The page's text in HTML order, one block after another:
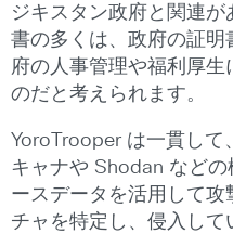
ジキスタン政府と関連
書の多くは、政府の証
府の人事管理や福利厚生
のだと考えられます。
YoroTrooper は一貫して
キャナや Shodan など
ースデータを活用して攻
チャを特定し、侵入して